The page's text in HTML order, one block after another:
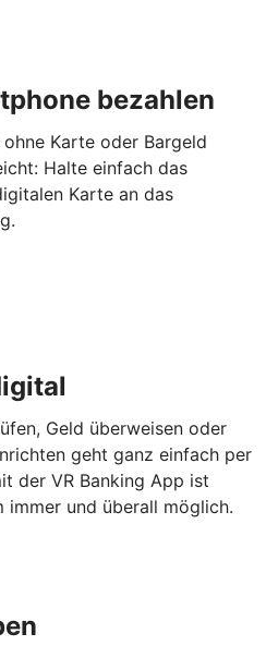
bezahlen
Karte oder Bargeld
Halte einfach das
Karte an das
Geld überweisen oder
geht ganz einfach per
der VR Banking App ist
immer und überall möglich.